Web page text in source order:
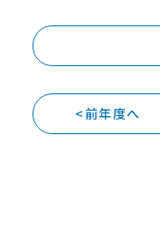
<前年度へ